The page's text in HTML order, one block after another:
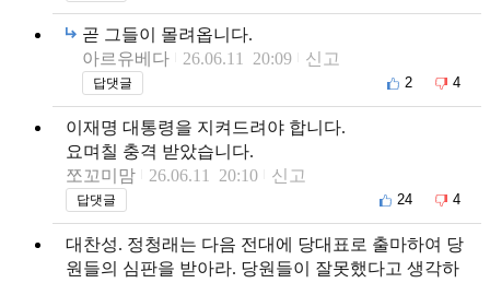
곧 그들이 몰려옵니다.
아르유베다
26.06.11 20:09 신고
답댓글 2 4
이재명 대통령을 지켜드려야 합니다.
요며칠 충격 받았습니다.
쪼꼬미맘
26.06.11 20:10 신고
답댓글 24 4
대찬성. 정청래는 다음 전대에 당대표로 출마하여 당
원들의 심판을 받아라. 당원들이 잘못했다고 생각하